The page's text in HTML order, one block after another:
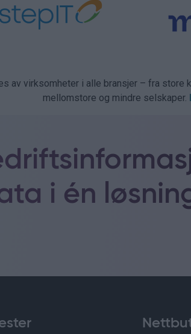
av virksomheter i alle bransjer – fra
mellomstore og mindre selskaper.
i én